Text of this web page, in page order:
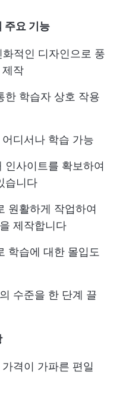
요 기능
적인 디자인으로 풍
제작
한 학습자 상호 작용
디서나 학습 가능
인사이트를 확보하여
습니다
원활하게 작업하여
제작합니다
학습에 대한 몰입도
수준을 한 단계 끌
격이 가파른 편일